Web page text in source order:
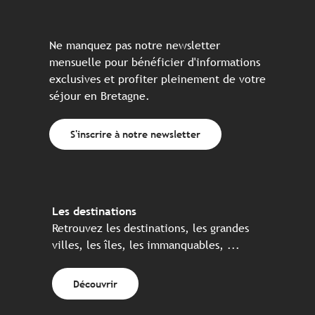
Ne manquez pas notre newsletter
mensuelle pour bénéficier d'informations
exclusives et profiter pleinement de votre
séjour en Bretagne.
S'inscrire à notre newsletter
Les destinations
Retrouvez les destinations, les grandes
villes, les îles, les immanquables, ...
Découvrir